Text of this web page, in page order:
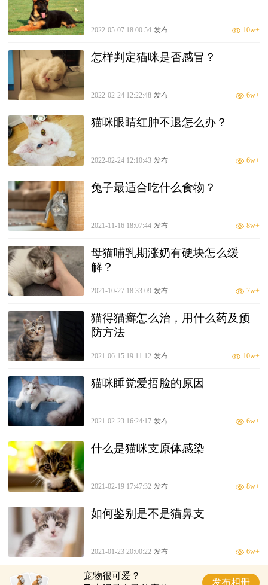
2022-05-07 18:00:54 发布 10w+
怎样判定猫咪是否感冒？
2022-02-24 12:22:48 发布 6w+
猫咪眼睛红肿不退怎么办？
2022-02-24 12:10:43 发布 6w+
兔子最适合吃什么食物？
2021-11-16 18:07:44 发布 8w+
母猫哺乳期涨奶有硬块怎么缓
解？
2021-10-27 18:33:09 发布 7w+
猫得猫癣怎么治，用什么药及预
防方法
2021-06-15 19:11:12 发布 10w+
猫咪睡觉爱捂脸的原因
2021-02-23 16:24:17 发布 6w+
什么是猫咪支原体感染
2021-02-19 17:47:32 发布 8w+
如何鉴别是不是猫鼻支
2021-01-23 20:00:22 发布 6w+
宠物很可爱？
发布相册